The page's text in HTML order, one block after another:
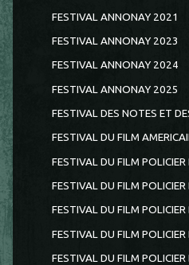
FESTIVAL ANNONAY 2021
FESTIVAL ANNONAY 2023
FESTIVAL ANNONAY 2024
FESTIVAL ANNONAY 2025
FESTIVAL DES NOTES ET
FESTIVAL DU FILM
FESTIVAL DU FILM
FESTIVAL DU FILM
FESTIVAL DU FILM
FESTIVAL DU FILM
FESTIVAL DU FILM